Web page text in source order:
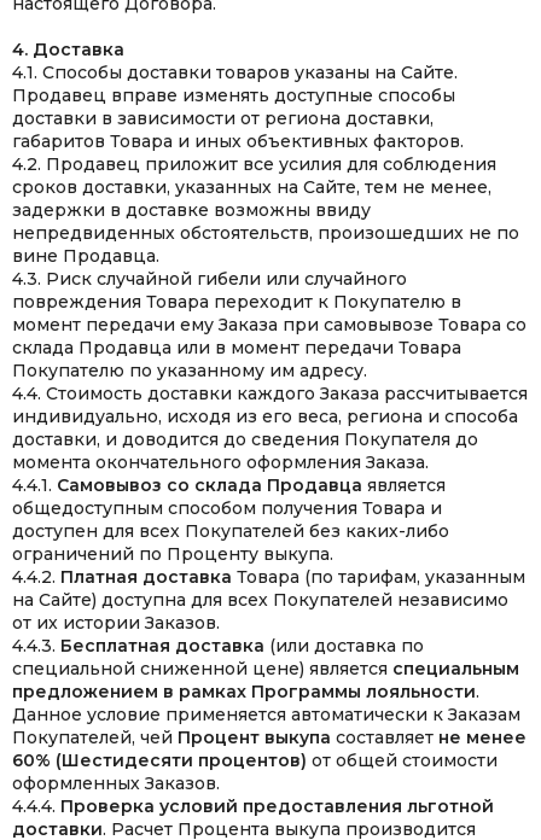
4. Доставка
4.1. Способы доставки товаров указаны на Сайте.
Продавец вправе изменять доступные способы
доставки в зависимости от региона доставки,
габаритов Товара и иных объективных факторов.
4.2. Продавец приложит все усилия для соблюдения
сроков доставки, указанных на Сайте, тем не менее,
задержки в доставке возможны ввиду
непредвиденных обстоятельств, произошедших не по
вине Продавца.
4.3. Риск случайной гибели или случайного
повреждения Товара переходит к Покупателю в
момент передачи ему Заказа при самовывозе Товара со
склада Продавца или в момент передачи Товара
Покупателю по указанному им адресу.
4.4. Стоимость доставки каждого Заказа рассчитывается
индивидуально, исходя из его веса, региона и способа
доставки, и доводится до сведения Покупателя до
момента окончательного оформления Заказа.
4.4.1. Самовывоз со склада Продавца является
общедоступным способом получения Товара и
доступен для всех Покупателей без каких-либо
ограничений по Проценту выкупа.
4.4.2. Платная доставка Товара (по тарифам, указанным
на Сайте) доступна для всех Покупателей независимо
от их истории Заказов.
4.4.3. Бесплатная доставка (или доставка по
специальной сниженной цене) является специальным
предложением в рамках Программы лояльности.
Данное условие применяется автоматически к Заказам
Покупателей, чей Процент выкупа составляет не менее
60% (Шестидесяти процентов) от общей стоимости
оформленных Заказов.
4.4.4. Проверка условий предоставления льготной
доставки. Расчет Процента выкупа производится